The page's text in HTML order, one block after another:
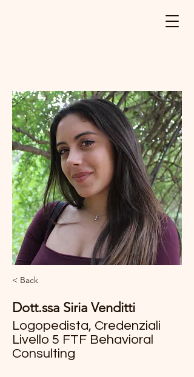
< Back
Dott.ssa Siria Venditti
Logopedista, Credenziali
Livello 5 FTF Behavioral
Consulting